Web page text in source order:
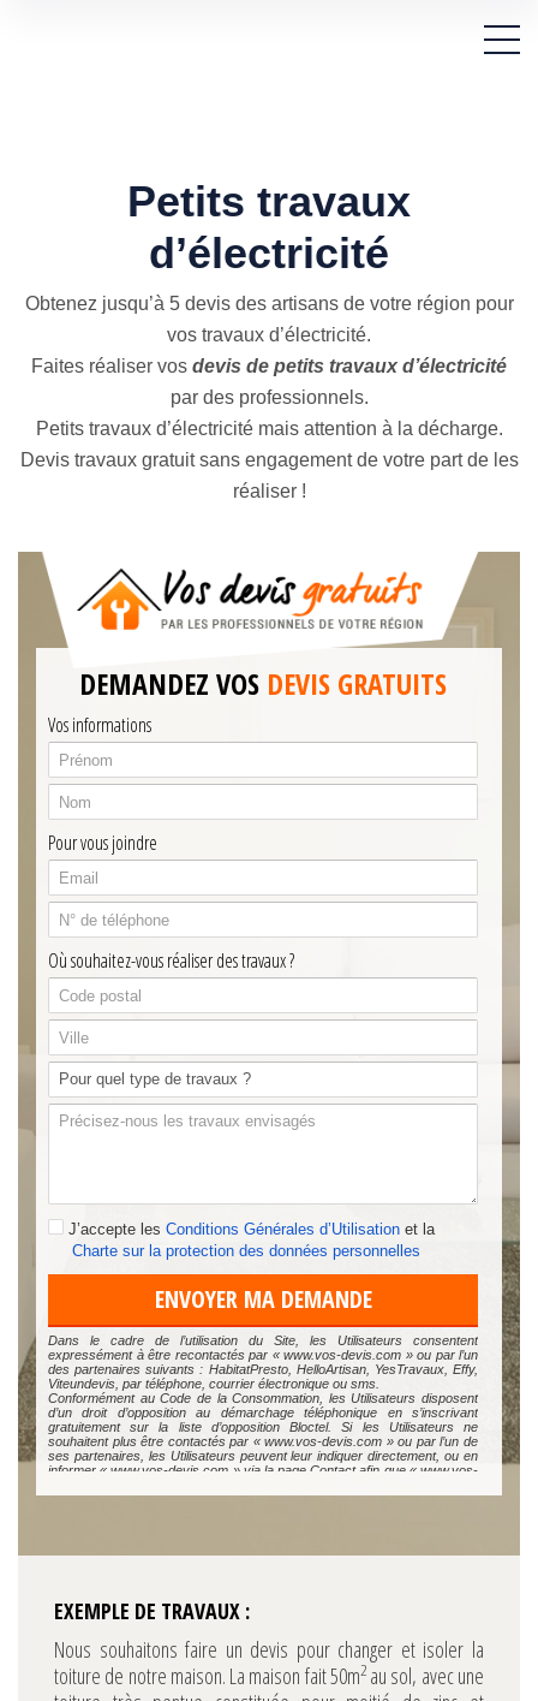
Petits travaux
d’électricité
Obtenez jusqu’à 5 devis des artisans de votre région pour
vos travaux d’électricité.
Faites réaliser vos devis de petits travaux d’électricité
par des professionnels.
Petits travaux d’électricité mais attention à la décharge.
Devis travaux gratuit sans engagement de votre part de les
réaliser !